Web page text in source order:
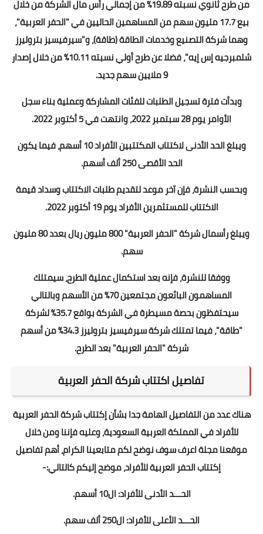
من طرح ثانوي نسبته 19.89% من إجمالي رأس مال الشركة من خلال
بيع 17.7 مليون سهم من المساهمين الحاليين في "الحفر العربية"،
وهما شركة التصنيع وخدمات الطاقة (طاقة)، و"سيرفيسيز بتروليرز
شلمبرجيه إس إيه"، فضلا عن طرح أولي نسبته 10.11% من خلال إصدار
9 ملايين سهم جديد.
وبدأت فترة تسجيل الطلبات للفئات المشاركة وعملية بناء سجل
الأوامر يوم 28 سبتمبر 2022، وانتهت في 5 أكتوبر 2022.
ويبلغ الحد الأدنى لاكتتاب المكتتبين الأفراد 10 أسهم، فيما يكون
الحد الأقصى 250 ألف أسهم.
وبحسب النشرة، فإن آخر موعد لتقديم طلبات الاكتتاب وسداد قيمة
الاكتتاب للمستثمرين الأفراد يوم 19 أكتوبر 2022.
ويبلغ رأسمال شركة "الحفر العربية" 800 مليون ريال بعدد 80 مليون
سهم.
ووفقا للنشرة، فإنه بعد استكمال عملية الطرح، سيمتلك
المساهمون البائعون مجتمعين 70% من الأسهم وبالتالي
سيحتفظون بحصة مسيطرة في الشركة بواقع 35.7% لشركة
"طاقة"، فيما تمتلك شركة سيرفيسيز بتروليرز 34.3% من أسهم
شركة "الحفر العربية" بعد الطرح.
تفاصيل اكتتاب شركة الحفر العربية
هناك عدد من التفاصيل الهامة جدا بشأن إكتتاب شركة الحفر العربية
للأفراد في المملكة العربية السعودية، وعليه فإننا ومن خلال
موقعنا مجلة اعرف سوف نوضح لكم متابعينا الكرام، أهم تفاصيل
إكتتاب الحفر العربية للأفراد، موضح إليكم كالتالي:-
الحـــد الأدنى للأفراد: ال10 أسهم.
الحـــد الأعلى للأفراد: ال250 ألف سهم.